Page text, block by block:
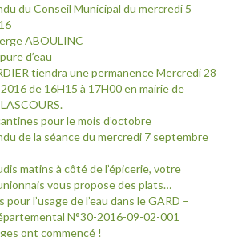
du Conseil Municipal du mercredi 5
ABOULINC
d’eau
tiendra une permanence Mercredi 28
de 16H15 à 17H00 en mairie de
pour le mois d’octobre
de la séance du mercredi 7 septembre
matins à côté de l’épicerie, votre
vous propose des plats…
l’usage de l’eau dans le GARD –
N°30-2016-09-02-001
ont commencé !